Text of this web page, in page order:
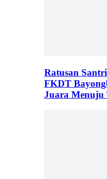
Ratusan
FKDT
Juara